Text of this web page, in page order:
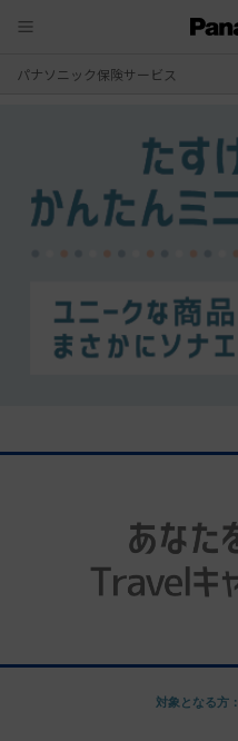
パナソニック保険サービス
対象となる方：